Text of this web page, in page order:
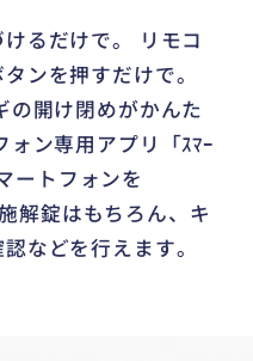
るだけで。 リモコ
ンを押すだけで。
の開け閉めがかんた
ン専用アプリ「ｽﾏｰ
ートフォンを
解錠はもちろん、キ
などを行えます。